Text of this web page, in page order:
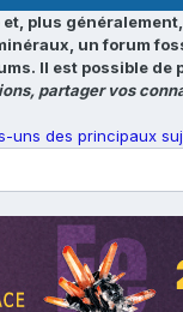
plus
un forum
Il est possible
partager vos
uns des principaux